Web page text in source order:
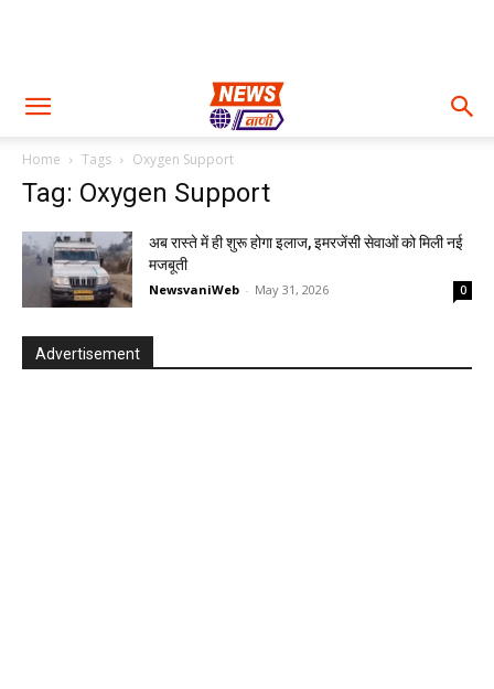
Home Tags Oxygen Support
Tag: Oxygen Support
अब रास्ते में ही शुरू होगा इलाज, इमरजेंसी सेवाओं को मिली नई
मजबूती
NewsvaniWeb - May 31, 2026 0
Advertisement